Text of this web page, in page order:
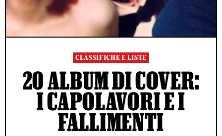
CLASSIFICHE E LISTE
20 ALBUM DI COVER:
I CAPOLAVORI E I
FALLIMENTI